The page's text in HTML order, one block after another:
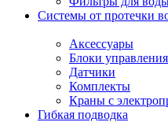
Системы от протечки
Аксессуары
Блоки управления
Датчики
Комплекты
Краны с
Гибкая подводка